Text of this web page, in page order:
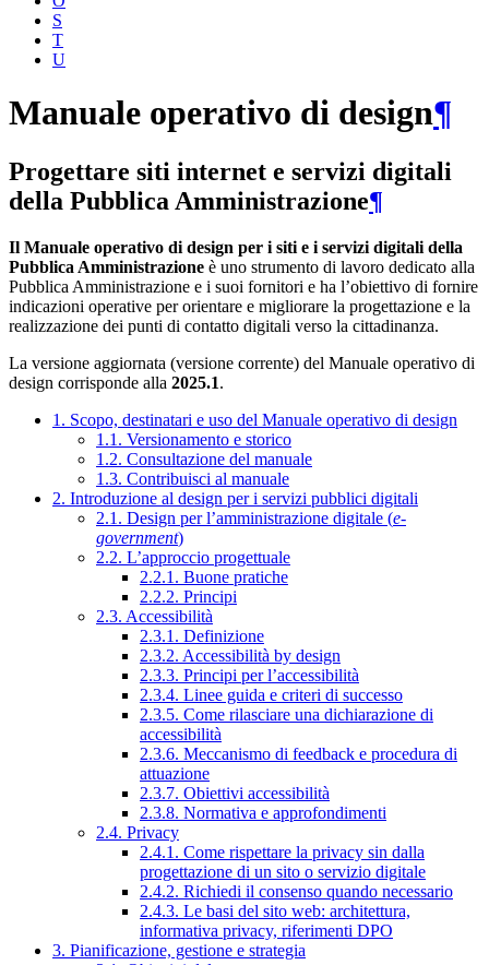
S
T
U
Manuale operativo di design¶
Progettare siti internet e servizi digitali
della Pubblica Amministrazione¶
Il Manuale operativo di design per i siti e i servizi digitali della
Pubblica Amministrazione è uno strumento di lavoro dedicato alla
Pubblica Amministrazione e i suoi fornitori e ha l’obiettivo di fornire
indicazioni operative per orientare e migliorare la progettazione e la
realizzazione dei punti di contatto digitali verso la cittadinanza.
La versione aggiornata (versione corrente) del Manuale operativo di
design corrisponde alla 2025.1.
1. Scopo, destinatari e uso del Manuale operativo di design
1.1. Versionamento e storico
1.2. Consultazione del manuale
1.3. Contribuisci al manuale
2. Introduzione al design per i servizi pubblici digitali
2.1. Design per l’amministrazione digitale (e-
government)
2.2. L’approccio progettuale
2.2.1. Buone pratiche
2.2.2. Principi
2.3. Accessibilità
2.3.1. Definizione
2.3.2. Accessibilità by design
2.3.3. Principi per l’accessibilità
2.3.4. Linee guida e criteri di successo
2.3.5. Come rilasciare una dichiarazione di
accessibilità
2.3.6. Meccanismo di feedback e procedura di
attuazione
2.3.7. Obiettivi accessibilità
2.3.8. Normativa e approfondimenti
2.4. Privacy
2.4.1. Come rispettare la privacy sin dalla
progettazione di un sito o servizio digitale
2.4.2. Richiedi il consenso quando necessario
2.4.3. Le basi del sito web: architettura,
informativa privacy, riferimenti DPO
3. Pianificazione, gestione e strategia